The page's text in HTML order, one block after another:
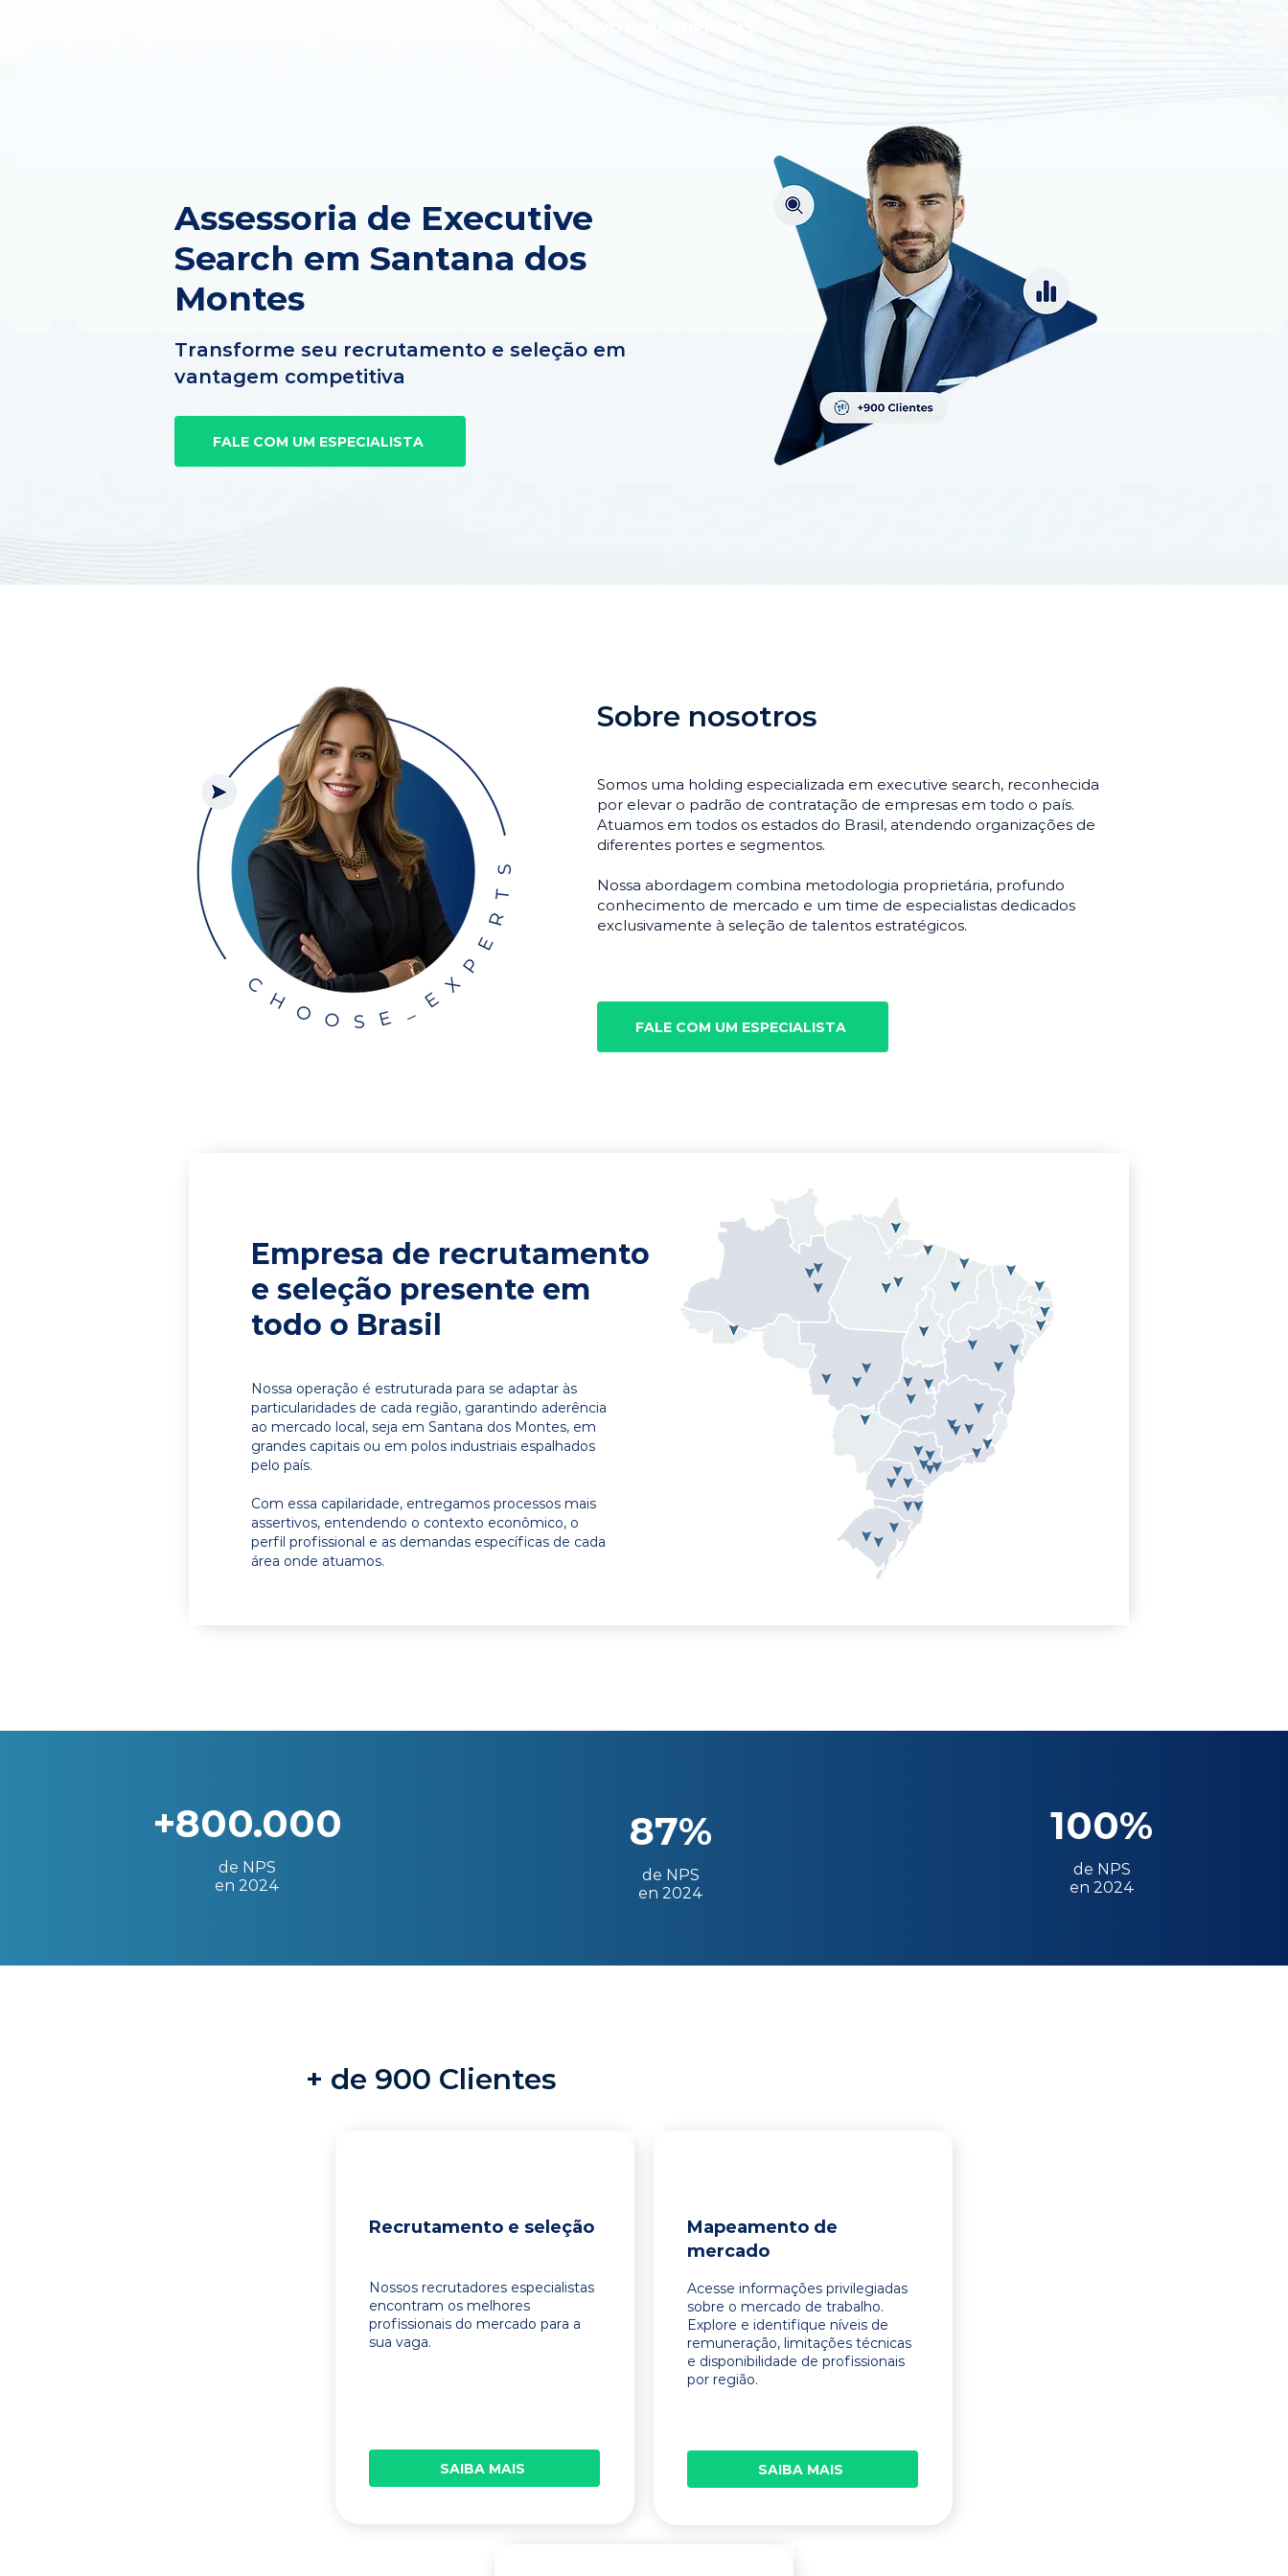
Assessoria de Executive
Search em Santana dos
Montes
Transforme seu recrutamento e seleção em
vantagem competitiva
FALE COM UM ESPECIALISTA
Sobre nosotros
Somos uma holding especializada em executive search, reconhecida
por elevar o padrão de contratação de empresas em todo o país.
Atuamos em todos os estados do Brasil, atendendo organizações de
diferentes portes e segmentos.
Nossa abordagem combina metodologia proprietária, profundo
conhecimento de mercado e um time de especialistas dedicados
exclusivamente à seleção de talentos estratégicos.
FALE COM UM ESPECIALISTA
Empresa de recrutamento
e seleção presente em
todo o Brasil
Nossa operação é estruturada para se adaptar às
particularidades de cada região, garantindo aderência
ao mercado local, seja em Santana dos Montes, em
grandes capitais ou em polos industriais espalhados
pelo país.
Com essa capilaridade, entregamos processos mais
assertivos, entendendo o contexto econômico, o
perfil profissional e as demandas específicas de cada
área onde atuamos.
+800.000
de NPS
en 2024
87%
de NPS
en 2024
100%
de NPS
en 2024
+ de 900 Clientes
Recrutamento e seleção
Nossos recrutadores especialistas
encontram os melhores
profissionais do mercado para a
sua vaga.
SAIBA MAIS
Mapeamento de
mercado
Acesse informações privilegiadas
sobre o mercado de trabalho.
Explore e identifique níveis de
remuneração, limitações técnicas
e disponibilidade de profissionais
por região.
SAIBA MAIS